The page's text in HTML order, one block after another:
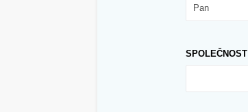
SPOLEČNOST